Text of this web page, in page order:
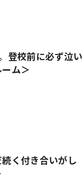
登校前に必ず泣い
ム＞
く付き合いがし